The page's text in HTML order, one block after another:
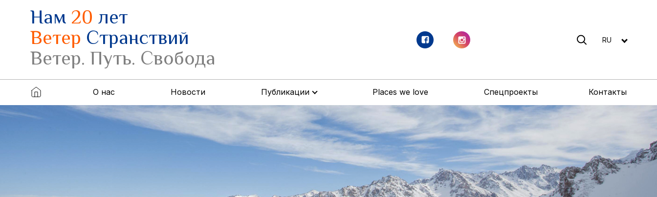
Нам20лет
Ветер Странствий
Ветер. Путь. Свобода
RU
О нас Новости Публикации Places we love Спецпроекты Контакты